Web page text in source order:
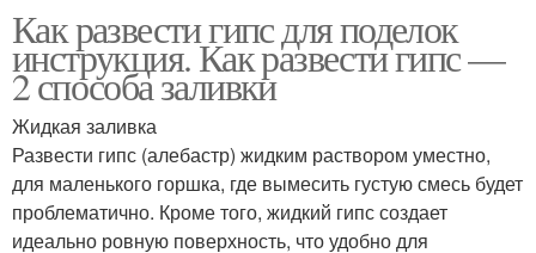
Как развести гипс для поделок
инструкция. Как развести гипс —
2 способа заливки
Жидкая заливка
Развести гипс (алебастр) жидким раствором уместно,
для маленького горшка, где вымесить густую смесь будет
проблематично. Кроме того, жидкий гипс создает
идеально ровную поверхность, что удобно для